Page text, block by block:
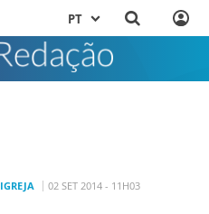
PT
IGREJA 02 SET 2014 - 11H03